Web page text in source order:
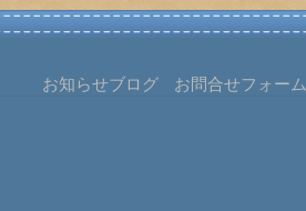
お知らせブログ お問合せフォーム